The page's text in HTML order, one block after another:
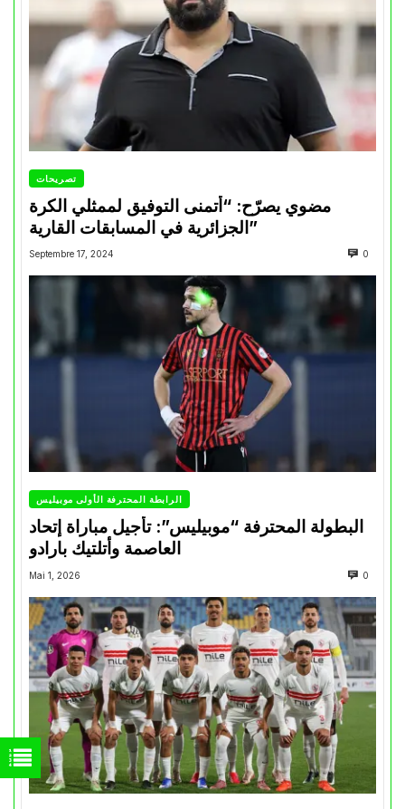
تصريحات
مضوي يصرّح: “أتمنى التوفيق لممثلي الكرة
الجزائرية في المسابقات القارية”
Septembre 17, 2024 0
الرابطة المحترفة الأولى موبيليس
البطولة المحترفة “موبيليس”: تأجيل مباراة إتحاد
العاصمة وأتلتيك بارادو
Mai 1, 2026 0